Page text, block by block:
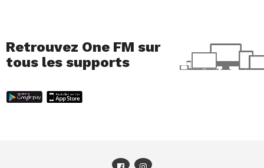
Retrouvez One FM sur
tous les supports